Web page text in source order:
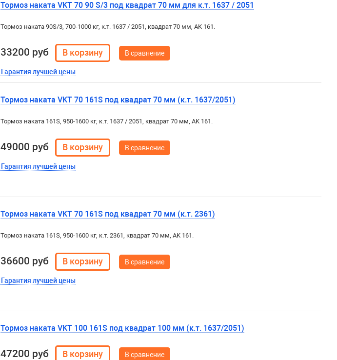
Тормоз наката VKT 70 90 S/3 под квадрат 70 мм для к.т. 1637 / 2051
Тормоз наката 90S/3, 700-1000 кг, к.т. 1637 / 2051, квадрат 70 мм, AK 161.
33200 руб
Гарантия лучшей цены
В сравнение
Тормоз наката VKT 70 161S под квадрат 70 мм (к.т. 1637/2051)
Тормоз наката 161S, 950-1600 кг, к.т. 1637 / 2051, квадрат 70 мм, AK 161.
49000 руб
Гарантия лучшей цены
В сравнение
Тормоз наката VKT 70 161S под квадрат 70 мм (к.т. 2361)
Тормоз наката 161S, 950-1600 кг, к.т. 2361, квадрат 70 мм, AK 161.
36600 руб
Гарантия лучшей цены
В сравнение
Тормоз наката VKT 100 161S под квадрат 100 мм (к.т. 1637/2051)
47200 руб В сравнение